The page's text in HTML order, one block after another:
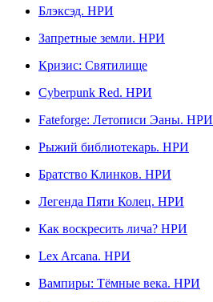
Блэксэд. НРИ
Запретные земли. НРИ
Кризис: Святилище
Сyberpunk Red. НРИ
Fateforge: Летописи Эаны. НРИ
Рыжий библиотекарь. НРИ
Братство Клинков. НРИ
Легенда Пяти Колец. НРИ
Как воскресить лича? НРИ
Lex Arcana. НРИ
Вампиры: Тёмные века. НРИ